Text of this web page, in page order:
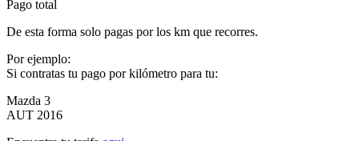
Pago total
De esta forma solo pagas por los km que recorres.
Por ejemplo:
Si contratas tu pago por kilómetro para tu:
Mazda 3
AUT 2016